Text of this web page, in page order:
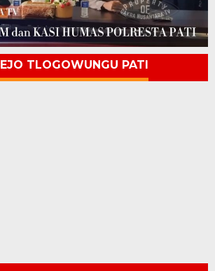
TLOGOWUNGU PATI